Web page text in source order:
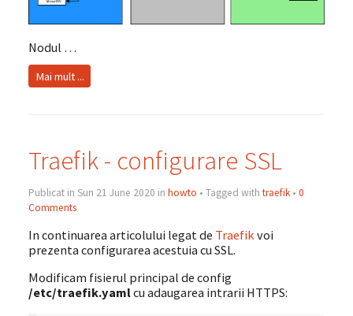
Nodul …
Mai mult ...
Traefik - configurare SSL
Publicat in Sun 21 June 2020 in howto • Tagged with traefik• 0
Comments
In continuarea articolului legat de Traefikvoi
prezenta configurarea acestuia cu SSL.
Modificam fisierul principal de config
/etc/traefik.yamlcu adaugarea intrarii HTTPS: